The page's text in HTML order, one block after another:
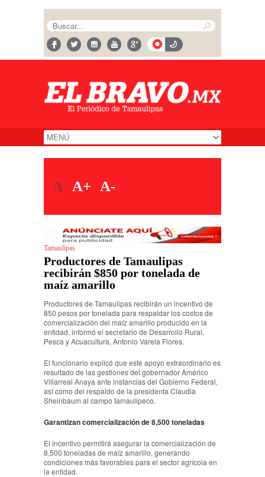
A A+ A-
Tamaulipas
Productores de Tamaulipas
recibirán $850 por tonelada de
maíz amarillo
Productores de Tamaulipas recibirán un incentivo de
850 pesos por tonelada para respaldar los costos de
comercialización del maíz amarillo producido en la
entidad, informó el secretario de Desarrollo Rural,
Pesca y Acuacultura, Antonio Varela Flores.
El funcionario explicó que este apoyo extraordinario es
resultado de las gestiones del gobernador Américo
Villarreal Anaya ante instancias del Gobierno Federal,
así como del respaldo de la presidenta Claudia
Sheinbaum al campo tamaulipeco.
Garantizan comercialización de 8,500 toneladas
El incentivo permitirá asegurar la comercialización de
8,500 toneladas de maíz amarillo, generando
condiciones más favorables para el sector agrícola en
la entidad.